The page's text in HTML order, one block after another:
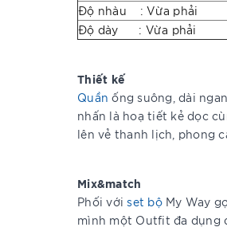
Độ nhàu : Vừa phải
Độ dày : Vừa phải
Thiết kế
Quần ống suông, dài
nhấn là hoạ tiết kẻ dọc
lên vẻ thanh lịch, phong
Mix&match
Phối vớiset bộMy Way
mình một Outfit đa dụng